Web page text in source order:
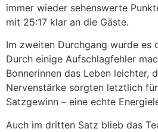
immer wieder sehenswerte
mit 25:17 klar an die Gäste.
Im zweiten Durchgang wurde es
Durch einige Aufschlagfehler
Bonnerinnen das Leben leichter,
Nervenstärke sorgten letztlich
Satzgewinn – eine echte
Auch im dritten Satz blieb das